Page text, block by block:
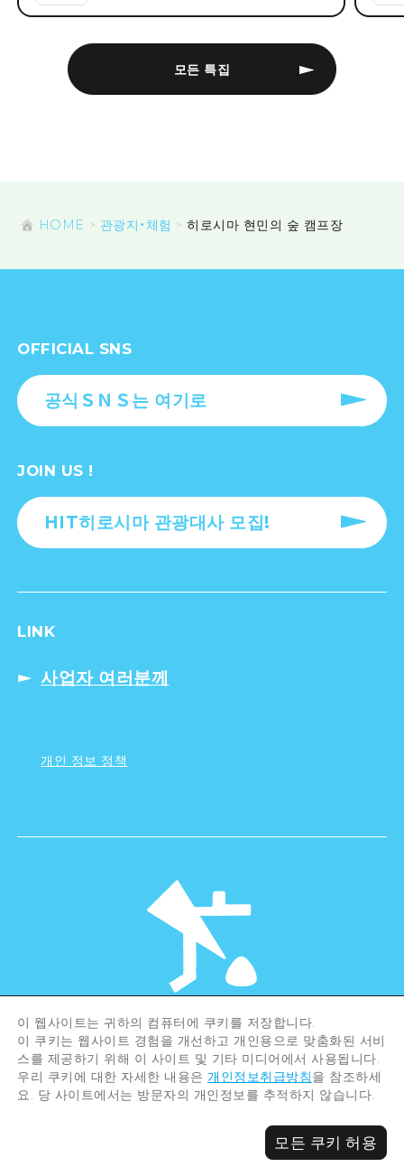
모든 특집
HOME 관광지・체험 히로시마 현민의 숲 캠프장
OFFICIAL SNS
공식ＳＮＳ는 여기로
JOIN US !
HIT히로시마 관광대사 모집!
LINK
사업자 여러분께
개인 정보 정책
©Hiroshima Tourism Association /
Hiroshima Prefecture / Hiroshima City .
All rights reserved
이 웹사이트는 귀하의 컴퓨터에 쿠키를 저장합니다.
이 쿠키는 웹사이트 경험을 개선하고 개인용으로 맞춤화된 서비
스를 제공하기 위해 이 사이트 및 기타 미디어에서 사용됩니다.
우리 쿠키에 대한 자세한 내용은개인정보취급방침을 참조하세
요. 당 사이트에서는 방문자의 개인정보를 추적하지 않습니다.
모든 쿠키 허용